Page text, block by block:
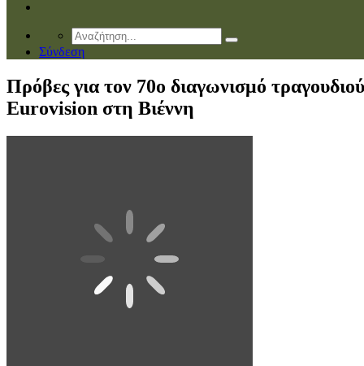
Σύνδεση
Πρόβες για τον 70ο διαγωνισμό τραγουδιού
Eurovision στη Βιέννη